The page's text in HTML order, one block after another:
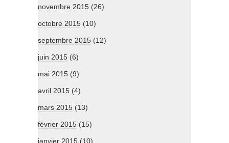
novembre 2015 (26)
octobre 2015 (10)
septembre 2015 (12)
juin 2015 (6)
mai 2015 (9)
avril 2015 (4)
mars 2015 (13)
février 2015 (15)
janvier 2015 (10)